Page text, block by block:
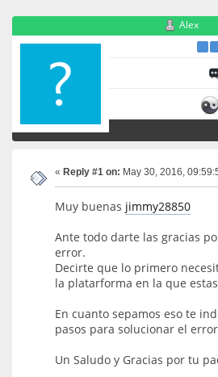
Alex
« Reply #1 on: May 30, 2016,
Muy buenas jimmy28850
Ante todo darte las gracias
error.
Decirte que lo primero
la platarforma en la que
En cuanto sepamos eso te
pasos para solucionar el
Un Saludo y Gracias por tu